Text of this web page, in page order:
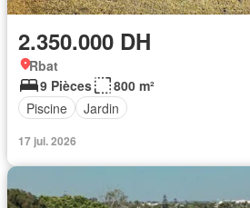
2.350.000 DH
Rbat
9 Pièces
800 m²
Piscine
Jardin
17 jui. 2026